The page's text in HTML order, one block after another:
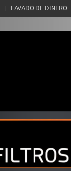
LAVADO DE DINERO